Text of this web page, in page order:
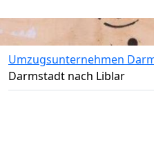
Umzugsunternehmen
Darmstadt nach Liblar